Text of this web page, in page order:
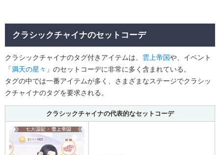
クラシックチャイナのセットコーデ
クラシックチャイナのタグ付きアイテムは、 雲上帝国や、イベント
「満天の星々 」のセットコーデに非常に多く含まれている。
タグの中では一番アイテムが多く、さまざまなステージでクラシッ
クチャイナのタグを要求される。
クラシックチャイナの代表的なセットコーデ